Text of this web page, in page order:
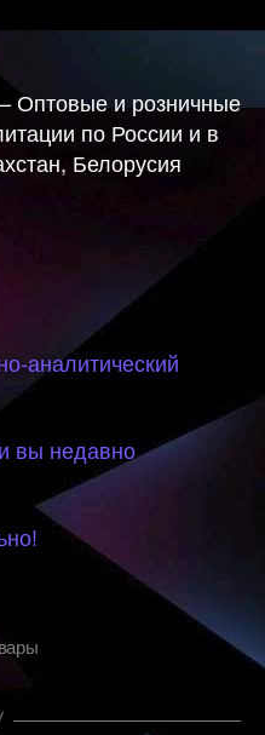
и розничные
по России и в
Белорусия
аналитический
вы недавно